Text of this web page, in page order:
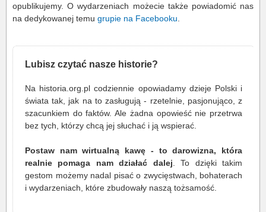
opublikujemy. O wydarzeniach możecie także powiadomić nas
na dedykowanej temu grupie na Facebooku
Lubisz czytać nasze historie?
Na historia.org.pl codziennie opowiadamy dzieje Polski i
świata tak, jak na to zasługują - rzetelnie, pasjonująco, z
szacunkiem do faktów. Ale żadna opowieść nie przetrwa
bez tych, którzy chcą jej słuchać i ją wspierać.
Postaw nam wirtualną kawę - to darowizna, która
realnie pomaga nam działać dalej . To dzięki takim
gestom możemy nadal pisać o zwycięstwach, bohaterach
i wydarzeniach, które zbudowały naszą tożsamość.